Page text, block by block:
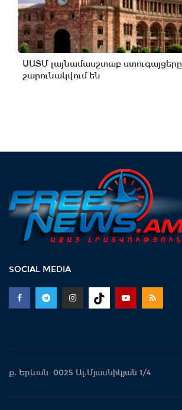
ՍԱՏՄ լայնամասշտաբ ստուգայցերը
շարունակվում են
SOCIAL MEDIA
ք. Երևան 0025 Ալ.Մյասնիկյան 1/4